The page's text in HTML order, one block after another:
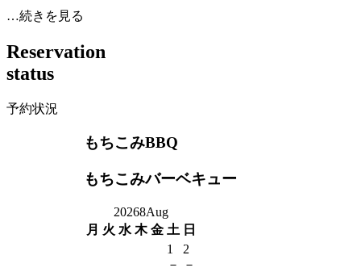
…続きを見る
Reservation
status
予約状況
もちこみBBQ
もちこみバーベキュー
20268Aug
月 火 水 木 金 土 日
1
－
2
－